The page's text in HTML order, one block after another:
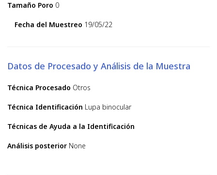
Tamaño Poro 0
Fecha del Muestreo 19/05/22
Datos de Procesado y Análisis de la Muestra
Técnica Procesado Otros
Técnica Identificación Lupa binocular
Técnicas de Ayuda a la Identificación
Análisis posterior None